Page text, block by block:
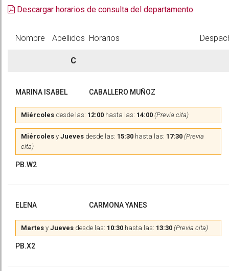
Descargar horarios de consulta del departamento
Nombre Apellidos Horarios
C
MARINA ISABEL CABALLERO MUÑOZ
Miércoles desde las: 12:00 hasta las: 14:00 (Previa cita)
Miércoles y Jueves desde las: 15:30 hasta las: 17:30 (Previa
cita)
PB.W2
ELENA CARMONA YANES
Martes y Jueves desde las: 10:30 hasta las: 13:30 (Previa cita)
PB.X2